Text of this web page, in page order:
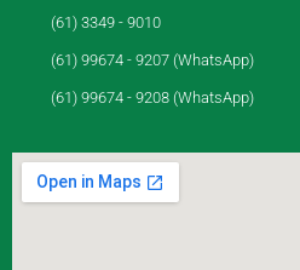
(61) 3349 - 9010
(61) 99674 - 9207 (WhatsApp)
(61) 99674 - 9208 (WhatsApp)